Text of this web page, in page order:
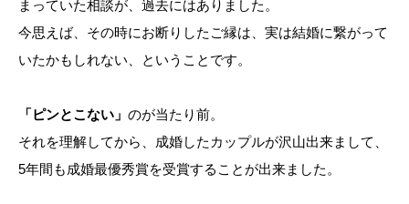
まっていた相談が、過去にはありました。
今思えば、その時にお断りしたご縁は、実は結婚に繋がって
いたかもしれない、ということです。
「ピンとこない」 のが当たり前。
それを理解してから、成婚したカップルが沢山出来まして、
5年間も成婚最優秀賞を受賞することが出来ました。